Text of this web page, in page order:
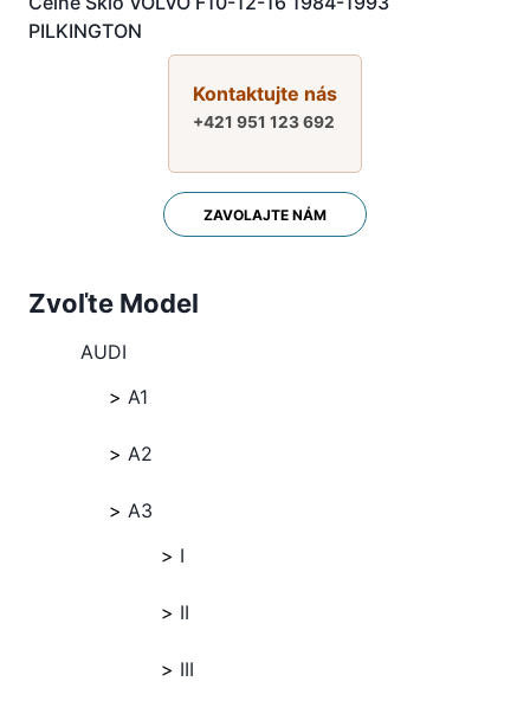
PILKINGTON
Kontaktujte nás
+421 951 123 692
ZAVOLAJTE NÁM
Zvoľte Model
AUDI
A1
A2
A3
I
II
III